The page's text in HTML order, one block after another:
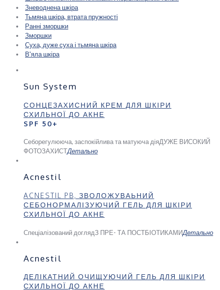
Зневоднена шкіра
Тьмяна шкіра, втрата пружності
Ранні зморшки
Зморшки
Суха, дуже суха і тьмяна шкіра
В'яла шкіра
Sun System
СОНЦЕЗАХИСНИЙ КРЕМ ДЛЯ ШКІРИ
СХИЛЬНОЇ ДО АКНЕ
SPF 50+
Себорегулююча, заспокійлива та матуюча діяДУЖЕ ВИСОКИЙ
ФОТОЗАХИСТДетально
Acnestil
ACNESTIL PB, ЗВОЛОЖУВАЬНИЙ
СЕБОНОРМАЛІЗУЮЧИЙ ГЕЛЬ ДЛЯ ШКІРИ
СХИЛЬНОЇ ДО АКНЕ
Спеціалізований доглядЗ ПРЕ- ТА ПОСТБІОТИКАМИДетально
Acnestil
ДЕЛІКАТНИЙ ОЧИЩУЮЧИЙ ГЕЛЬ ДЛЯ ШКІРИ
СХИЛЬНОЇ ДО АКНЕ